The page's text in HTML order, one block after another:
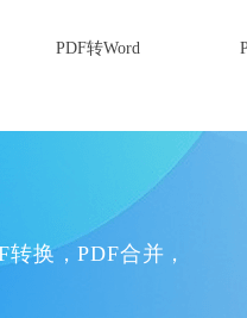
PDF转Word
换，PDF合并，